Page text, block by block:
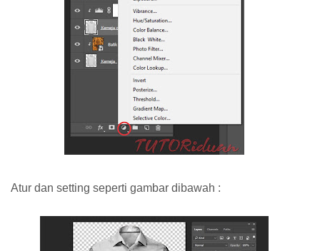
Atur dan setting seperti gambar dibawah :